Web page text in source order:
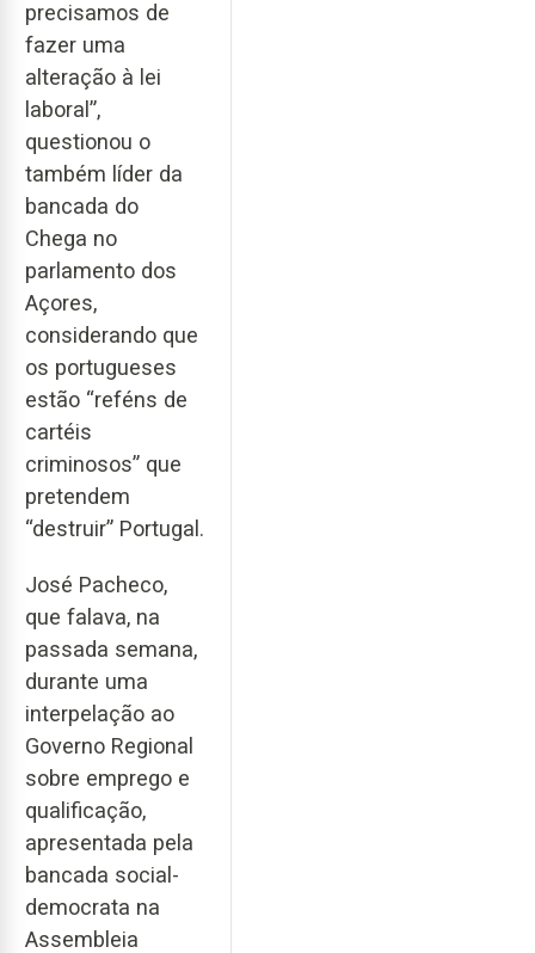
precisamos de
fazer uma
alteração à lei
laboral”,
questionou o
também líder da
bancada do
Chega no
parlamento dos
Açores,
considerando que
os portugueses
estão “reféns de
cartéis
criminosos” que
pretendem
“destruir” Portugal.
José Pacheco,
que falava, na
passada semana,
durante uma
interpelação ao
Governo Regional
sobre emprego e
qualificação,
apresentada pela
bancada social-
democrata na
Assembleia